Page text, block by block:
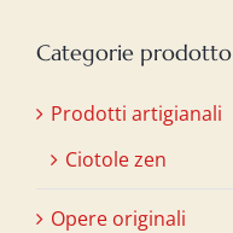
Categorie prodotto
Prodotti artigianali
Ciotole zen
Opere originali